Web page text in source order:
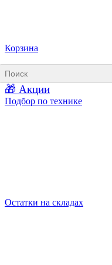
Корзина
🎁 Акции
Подбор по технике
Остатки на складах